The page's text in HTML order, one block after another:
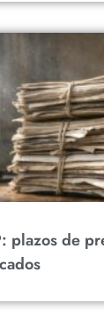
plazos de